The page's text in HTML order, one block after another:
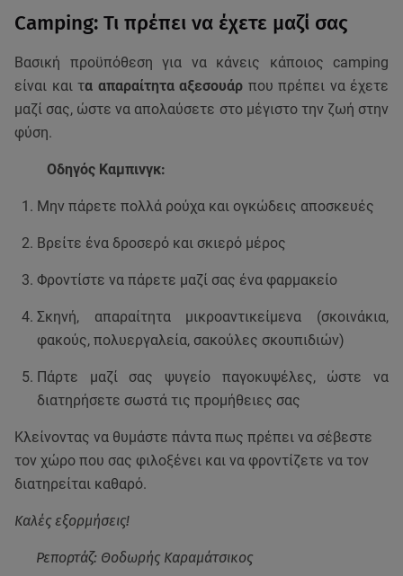
Camping: Τι πρέπει να έχετε μαζί σας
Βασική προϋπόθεση για να κάνεις κάποιος camping
είναι και τα απαραίτητα αξεσουάρ που πρέπει να έχετε
μαζί σας, ώστε να απολαύσετε στο μέγιστο την ζωή στην
φύση.
Οδηγός Καμπινγκ:
Μην πάρετε πολλά ρούχα και ογκώδεις αποσκευές
Βρείτε ένα δροσερό και σκιερό μέρος
Φροντίστε να πάρετε μαζί σας ένα φαρμακείο
Σκηνή, απαραίτητα μικροαντικείμενα (σκοινάκια,
φακούς, πολυεργαλεία, σακούλες σκουπιδιών)
Πάρτε μαζί σας ψυγείο παγοκυψέλες, ώστε να
διατηρήσετε σωστά τις προμήθειες σας
Κλείνοντας να θυμάστε πάντα πως πρέπει να σέβεστε
τον χώρο που σας φιλοξένει και να φροντίζετε να τον
διατηρείται καθαρό.
Καλές εξορμήσεις!
Ρεπορτάζ: Θοδωρής Καραμάτσικος